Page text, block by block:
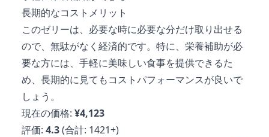
長期的なコストメリット
このゼリーは、必要な時に必要な分だけ取り出せる
ので、無駄がなく経済的です。特に、栄養補助が必
要な方には、手軽に美味しい食事を提供できるた
め、長期的に見てもコストパフォーマンスが良いで
しょう。
現在の価格: ¥4,123
評価: 4.3(合計: 1421+)